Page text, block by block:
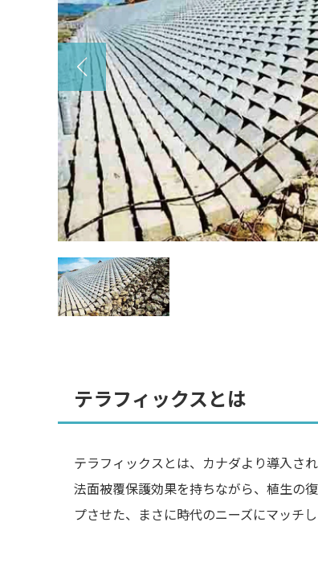
テラフィックスとは
テラフィックスとは、カナダより導入さ
法面被覆保護効果を持ちながら、植生の
プさせた、まさに時代のニーズにマッチし